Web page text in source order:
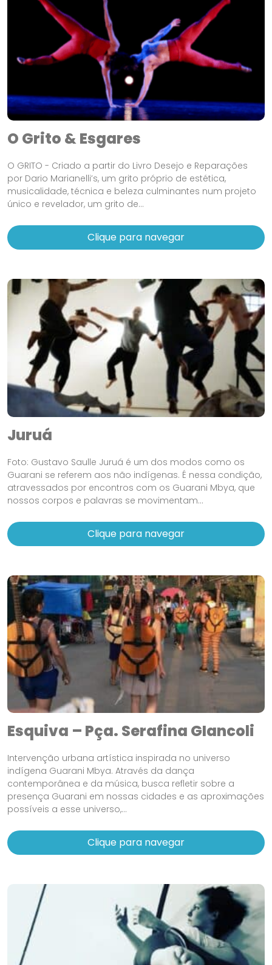
O Grito & Esgares
O GRITO - Criado a partir do Livro Desejo e Reparações
por Dario Marianelli’s, um grito próprio de estética,
musicalidade, técnica e beleza culminantes num projeto
único e revelador, um grito de...
Clique para navegar
Juruá
Foto: Gustavo Saulle Juruá é um dos modos como os
Guarani se referem aos não indígenas. É nessa condição,
atravessados por encontros com os Guarani Mbya, que
nossos corpos e palavras se movimentam...
Clique para navegar
Esquiva – Pça. Serafina GIancoli
Intervenção urbana artística inspirada no universo
indígena Guarani Mbya. Através da dança
contemporânea e da música, busca refletir sobre a
presença Guarani em nossas cidades e as aproximações
possíveis a esse universo,...
Clique para navegar